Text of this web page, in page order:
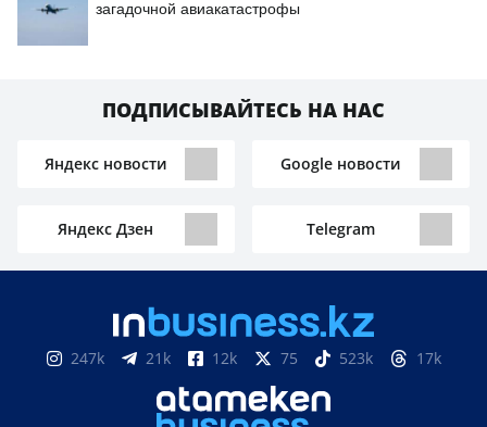
загадочной авиакатастрофы
ПОДПИСЫВАЙТЕСЬ НА НАС
Яндекс новости Google новости
Яндекс Дзен Telegram
247k 21k 12k 75 523k 17k